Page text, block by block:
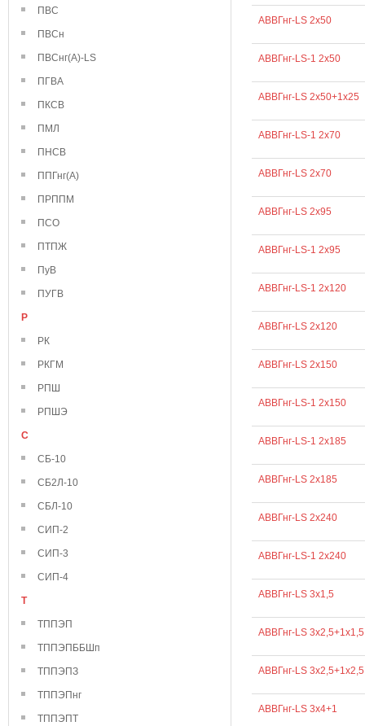
ПВС
ПВСн
ПВСнг(А)-LS
ПГВА
ПКСВ
ПМЛ
ПНСВ
ППГнг(А)
ПРППМ
ПСО
ПТПЖ
ПуВ
ПУГВ
Р
РК
РКГМ
РПШ
РПШЭ
С
СБ-10
СБ2Л-10
СБЛ-10
СИП-2
СИП-3
СИП-4
Т
ТППЭП
ТППЭПББШп
ТППЭПЗ
ТППЭПнг
ТППЭПТ
АВВГнг-LS 2х50
АВВГнг-LS-1 2х50
АВВГнг-LS 2х50+1х25
АВВГнг-LS-1 2х70
АВВГнг-LS 2х70
АВВГнг-LS 2х95
АВВГнг-LS-1 2х95
АВВГнг-LS-1 2х120
АВВГнг-LS 2х120
АВВГнг-LS 2х150
АВВГнг-LS-1 2х150
АВВГнг-LS-1 2х185
АВВГнг-LS 2х185
АВВГнг-LS 2х240
АВВГнг-LS-1 2х240
АВВГнг-LS 3х1,5
АВВГнг-LS 3х2,5+1х1,5
АВВГнг-LS 3х2,5+1х2,5
АВВГнг-LS 3х4+1